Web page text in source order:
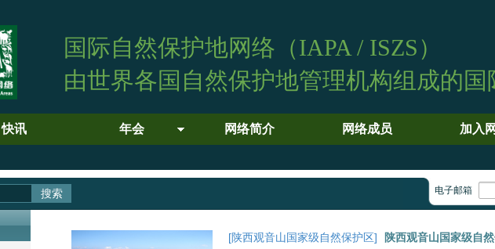
搜索 电子邮箱
国际自然保护地网络（IAPA / ISZS ）
由世界各国自然保护地管理机构组成的国
快讯 年会 网络简介 网络成员 加入
[陕西观音山国家级自然保护区]
陕西观音山国家级自